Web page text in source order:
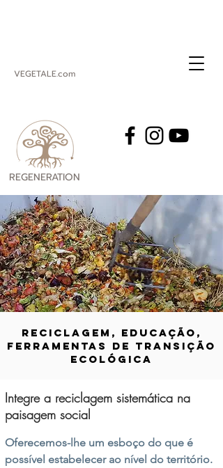
VEGETALE.com
REGENERATION
RECICLAGEM, EDUCAÇÃO,
FERRAMENTAS DE TRANSIÇÃO
ECOLÓGICA
Integre a reciclagem sistemática na
paisagem social
Oferecemos-lhe um esboço do que é
possível estabelecer ao nível do território.